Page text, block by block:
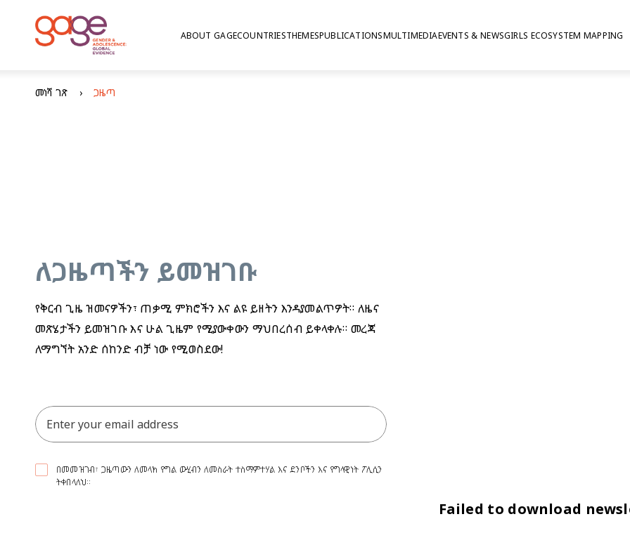
ABOUT GAGECOUNTRIESTHEMESPUBLICATIONSMULTIMEDIAEVENTS & NEWSGIRLS ECOSYSTEM MAPPING
መነሻ ገጽ ጋዜጣ
ለጋዜጣችን ይመዝገቡ
የቅርብ ጊዜ ዝመናዎችን፣ ጠቃሚ ምክሮችን እና ልዩ ይዘትን እንዳያመልጥዎት። ለዜና
መጽሄታችን ይመዝገቡ እና ሁል ጊዜም የሚያውቀውን ማህበረሰብ ይቀላቀሉ። መረጃ
ለማግኘት አንድ ሰከንድ ብቻ ነው የሚወስደው!
በመመዝገብ፣ ጋዜጣውን ለመላክ የግል ውሂብን ለመስራት ተስማምተሃል እና ደንቦችን እና የግላዊነት ፖሊሲን
ትቀበላለህ።
Failed to download